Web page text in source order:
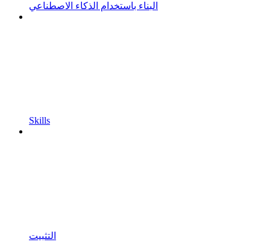
البناء باستخدام الذكاء الاصطناعي
Skills
التثبيت